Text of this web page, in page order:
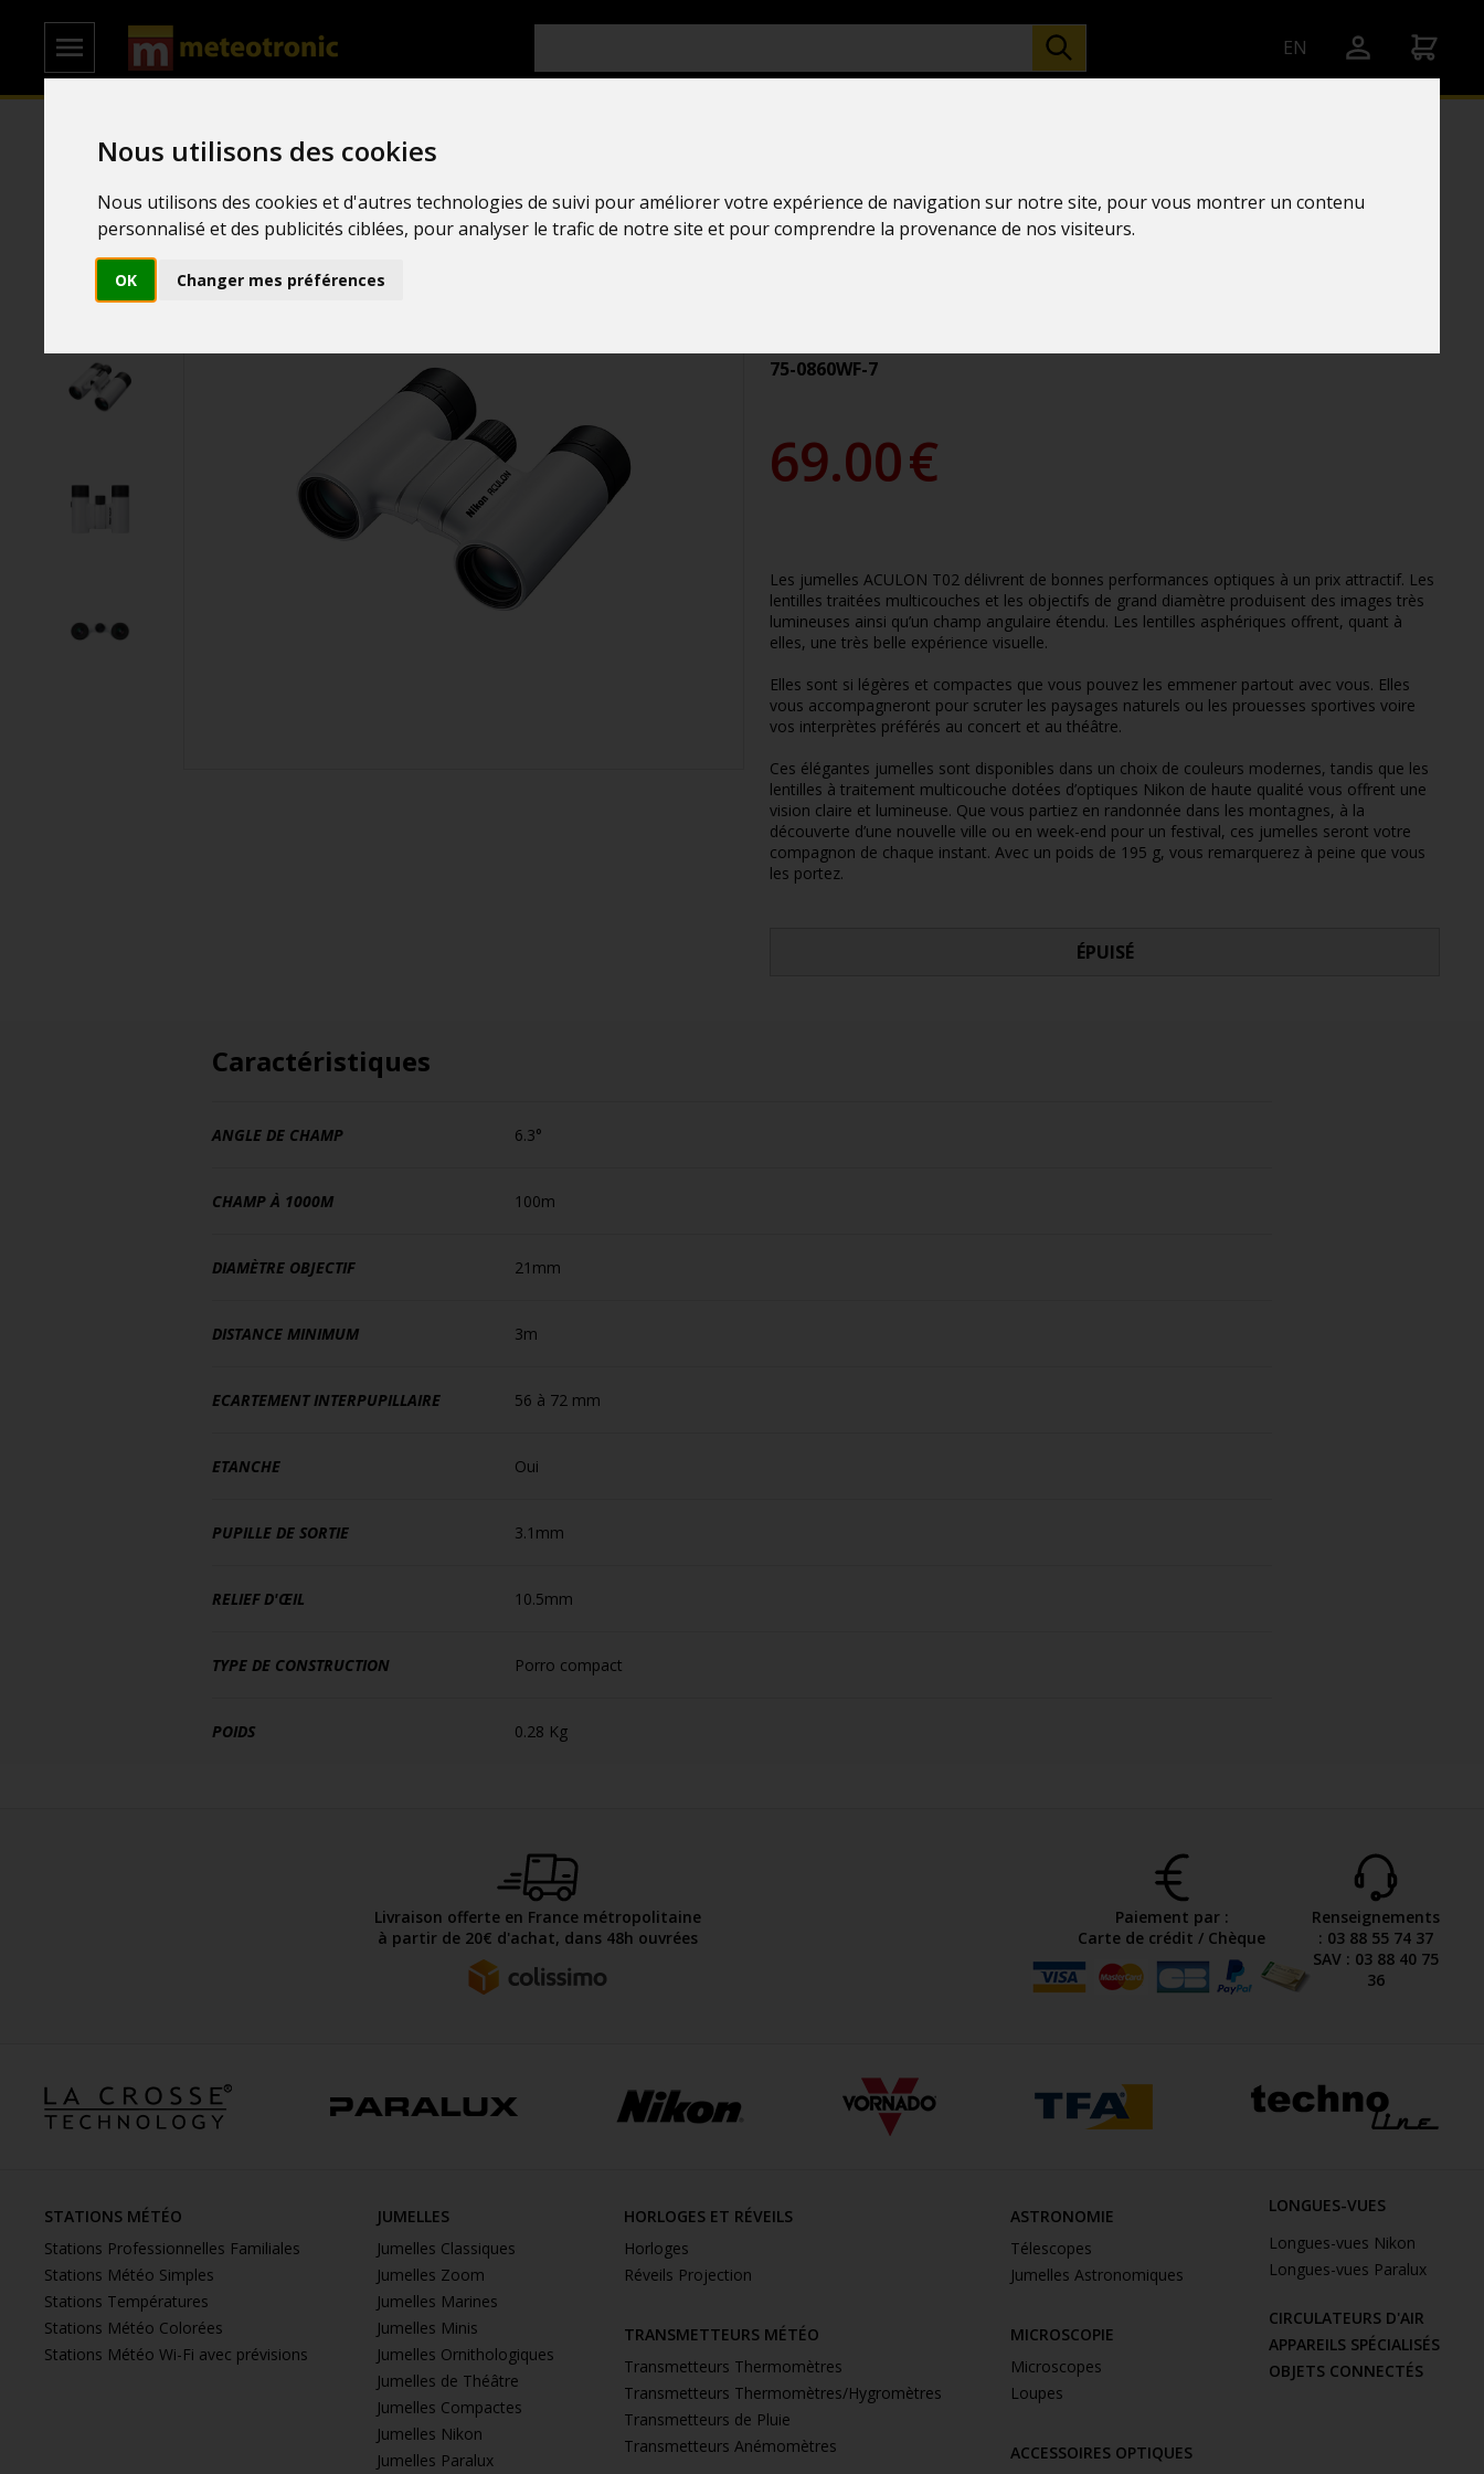
Nous utilisons des cookies
Nous utilisons des cookies et d'autres technologies de suivi pour améliorer votre expérience de navigation sur notre site, pour vous montrer un contenu
personnalisé et des publicités ciblées, pour analyser le trafic de notre site et pour comprendre la provenance de nos visiteurs.
OK Changer mes préférences
EN
/ Jumelles / Jumelles de Théâtre
Jumelles de Théâtre
75-0860WF-7
69.00€
Les jumelles ACULON T02 délivrent de bonnes performances optiques à un prix attractif. Les
lentilles traitées multicouches et les objectifs de grand diamètre produisent des images très
lumineuses ainsi qu’un champ angulaire étendu. Les lentilles asphériques offrent, quant à
elles, une très belle expérience visuelle.
Elles sont si légères et compactes que vous pouvez les emmener partout avec vous. Elles
vous accompagneront pour scruter les paysages naturels ou les prouesses sportives voire
vos interprètes préférés au concert et au théâtre.
Ces élégantes jumelles sont disponibles dans un choix de couleurs modernes, tandis que les
lentilles à traitement multicouche dotées d’optiques Nikon de haute qualité vous offrent une
vision claire et lumineuse. Que vous partiez en randonnée dans les montagnes, à la
découverte d’une nouvelle ville ou en week-end pour un festival, ces jumelles seront votre
compagnon de chaque instant. Avec un poids de 195 g, vous remarquerez à peine que vous
les portez.
ÉPUISÉ
Caractéristiques
ANGLE DE CHAMP 6.3°
CHAMP À 1000M 100m
DIAMÈTRE OBJECTIF 21mm
DISTANCE MINIMUM 3m
ECARTEMENT INTERPUPILLAIRE 56 à 72 mm
ETANCHE Oui
PUPILLE DE SORTIE 3.1mm
RELIEF D'ŒIL 10.5mm
TYPE DE CONSTRUCTION Porro compact
POIDS 0.28 Kg
Livraison offerte en France métropolitaine
à partir de 20€ d'achat, dans 48h ouvrées
Paiement par :
Carte de crédit / Chèque
Renseignements
: 03 88 55 74 37
SAV : 03 88 40 75
36
STATIONS MÉTÉO
Stations Professionnelles Familiales
Stations Météo Simples
Stations Températures
Stations Météo Colorées
Stations Météo Wi-Fi avec prévisions
JUMELLES
Jumelles Classiques
Jumelles Zoom
Jumelles Marines
Jumelles Minis
Jumelles Ornithologiques
Jumelles de Théâtre
Jumelles Compactes
Jumelles Nikon
Jumelles Paralux
HORLOGES ET RÉVEILS
Horloges
Réveils Projection
TRANSMETTEURS MÉTÉO
Transmetteurs Thermomètres
Transmetteurs Thermomètres/Hygromètres
Transmetteurs de Pluie
Transmetteurs Anémomètres
ASTRONOMIE
Télescopes
Jumelles Astronomiques
MICROSCOPIE
Microscopes
Loupes
ACCESSOIRES OPTIQUES
LONGUES-VUES
Longues-vues Nikon
Longues-vues Paralux
CIRCULATEURS D'AIR
APPAREILS SPÉCIALISÉS
OBJETS CONNECTÉS